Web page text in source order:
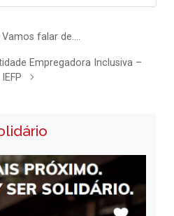
Vamos falar de….
Empregadora Inclusiva –
IEFP